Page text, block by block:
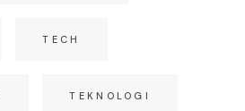
TECH
TEKNOLOGI